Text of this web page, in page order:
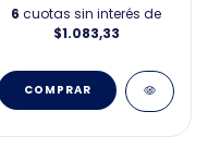
6 cuotas sin interés de
$1.083,33